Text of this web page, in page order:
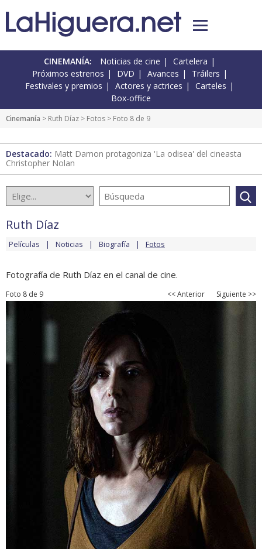
CINEMANÍA: Noticias de cine
Cartelera
Próximos estrenos
DVD Avances
Tráilers
Festivales y premios
Actores y actrices
Carteles
Box-office
Cinemanía > Ruth Díaz > Fotos > Foto 8 de 9
Destacado: Matt Damon protagoniza 'La odisea' del cineasta
Christopher Nolan
Ruth Díaz
Películas Noticias Biografía Fotos
Fotografía de Ruth Díaz en el canal de cine.
Foto 8 de 9 << Anterior Siguiente >>